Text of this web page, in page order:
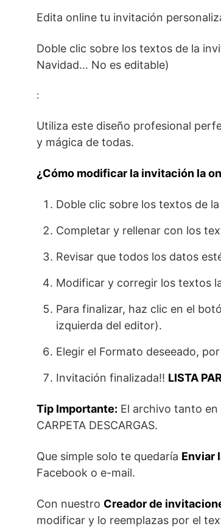
Edita online tu invitación
Doble clic sobre los textos de la
Navidad… No es editable)
:
Utiliza este diseño profesional
y mágica de todas.
¿Cómo modificar la invitación la
Doble clic sobre los textos de
Completar y rellenar con los
Revisar que todos los datos
Modificar y corregir los textos
Para finalizar, haz clic en el
izquierda del editor).
Elegir el Formato deseeado,
Invitación finalizada!! LISTA
Tip Importante: El archivo tanto
CARPETA DESCARGAS.
Que simple solo te quedaría Enviar
Facebook o e-mail.
Con nuestro Creador de
modificar y lo reemplazas por el